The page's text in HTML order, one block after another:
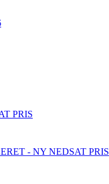
PRIS
- NY NEDSAT PRIS